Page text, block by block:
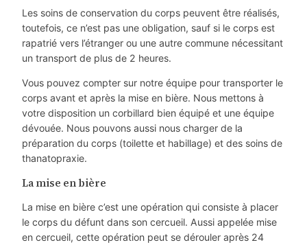
Les soins de conservation du corps peuvent être réalisés,
toutefois, ce n’est pas une obligation, sauf si le corps est
rapatrié vers l’étranger ou une autre commune nécessitant
un transport de plus de 2 heures.
Vous pouvez compter sur notre équipe pour transporter le
corps avant et après la mise en bière. Nous mettons à
votre disposition un corbillard bien équipé et une équipe
dévouée. Nous pouvons aussi nous charger de la
préparation du corps (toilette et habillage) et des soins de
thanatopraxie.
La mise en bière
La mise en bière c’est une opération qui consiste à placer
le corps du défunt dans son cercueil. Aussi appelée mise
en cercueil, cette opération peut se dérouler après 24